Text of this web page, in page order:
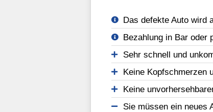
Das defekte Auto wird
Bezahlung in Bar oder
Sehr schnell und
Keine Kopfschmerzen
Keine
Sie müssen ein neues